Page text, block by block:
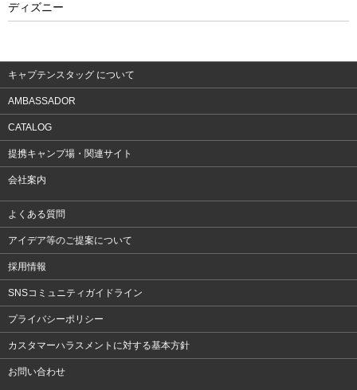
ウェア
ディズニー
キャプテンスタッグ について
AMBASSADOR
CATALOG
提携キャンプ場・関連サイト
会社案内
よくある質問
アイデア等のご提案について
採用情報
SNSコミュニティガイドライン
プライバシーポリシー
カスタマーハラスメントに対する基本方針
お問い合わせ